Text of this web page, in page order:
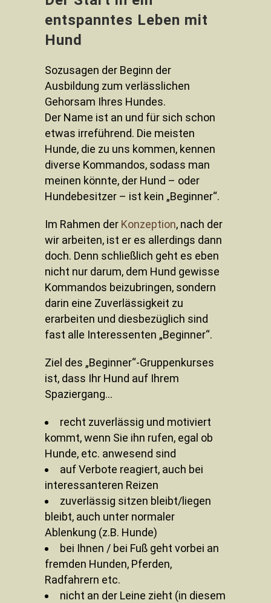
entspanntes Leben mit
Hund
Sozusagen der Beginn der
Ausbildung zum verlässlichen
Gehorsam Ihres Hundes.
Der Name ist an und für sich schon
etwas irreführend. Die meisten
Hunde, die zu uns kommen, kennen
diverse Kommandos, sodass man
meinen könnte, der Hund – oder
Hundebesitzer – ist kein „Beginner“.
Im Rahmen der Konzeption, nach der
wir arbeiten, ist er es allerdings dann
doch. Denn schließlich geht es eben
nicht nur darum, dem Hund gewisse
Kommandos beizubringen, sondern
darin eine Zuverlässigkeit zu
erarbeiten und diesbezüglich sind
fast alle Interessenten „Beginner“.
Ziel des „Beginner“-Gruppenkurses
ist, dass Ihr Hund auf Ihrem
Spaziergang…
recht zuverlässig und motiviert
kommt, wenn Sie ihn rufen, egal ob
Hunde, etc. anwesend sind
auf Verbote reagiert, auch bei
interessanteren Reizen
zuverlässig sitzen bleibt/liegen
bleibt, auch unter normaler
Ablenkung (z.B. Hunde)
bei Ihnen / bei Fuß geht vorbei an
fremden Hunden, Pferden,
Radfahrern etc.
nicht an der Leine zieht (in diesem